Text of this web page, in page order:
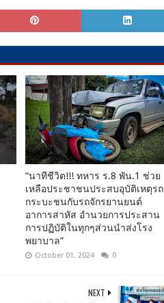
“นาทีชีวิต!!! ทหาร ร.8 พัน.1 ช่วย
เหลือประชาชนประสบอุบัติเหตุรถ
กระบะชนกับรถจักรยานยนต์
อาการสาหัส อำนวยการประสาน
การปฏิบัติในทุกๆส่วนนำส่งโรง
พยาบาล”
October 01, 2024 0
NEXT